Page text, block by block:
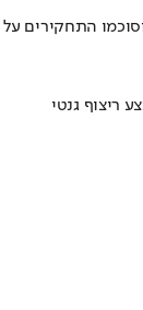
לביקורת בצה"ל מכיוון שטרם נערכו וסוכמו התחקירים על
ריצוף גנטי